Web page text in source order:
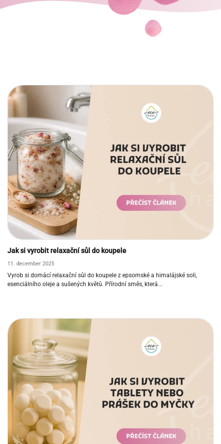
Jak si vyrobit relaxační sůl do koupele
11. december 2025
Vyrob si domácí relaxační sůl do koupele z epsomské a himalájské soli,
esenciálního oleje a sušených květů. Přírodní směs, která...